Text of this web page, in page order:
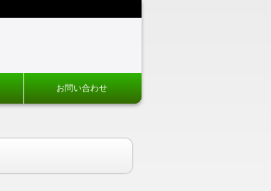
お問い合わせ